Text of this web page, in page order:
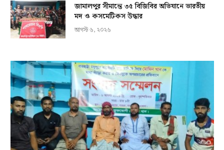
জামালপুর সীমান্তে ৩৫ বিজিবির অভিযানে ভারতীয়
মদ ও কসমেটিকস উদ্ধার
আগস্ট ৬, ২০২৬